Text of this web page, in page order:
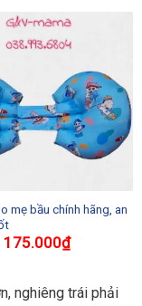
mẹ bầu chính hãng, an
175.000₫
nghiêng trái phải